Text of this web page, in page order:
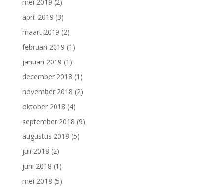
mei 2019 (2)
april 2019 (3)
maart 2019 (2)
februari 2019 (1)
januari 2019 (1)
december 2018 (1)
november 2018 (2)
oktober 2018 (4)
september 2018 (9)
augustus 2018 (5)
juli 2018 (2)
juni 2018 (1)
mei 2018 (5)